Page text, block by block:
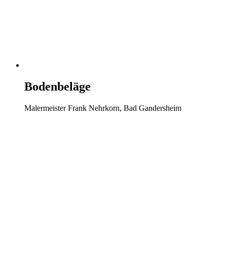
Bodenbeläge
Malermeister Frank Nehrkorn, Bad Gandersheim